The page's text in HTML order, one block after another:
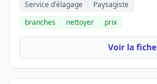
Service d'élagage
Paysagiste
branches
nettoyer prix
Voir la fiche